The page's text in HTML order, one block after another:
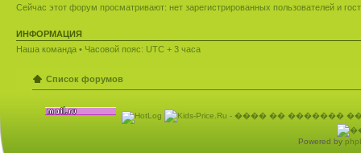
Сейчас этот форум просматривают: нет зарегистрированных пользователей и
ИНФОРМАЦИЯ
Наша команда • Часовой пояс: UTC + 3 часа
Список форумов
Powered by